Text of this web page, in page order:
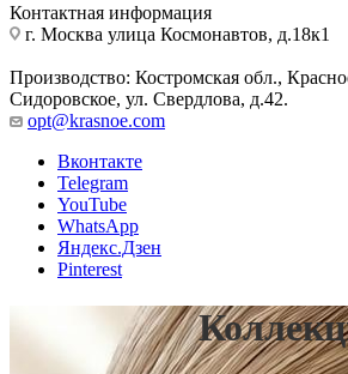
Контактная информация
г. Москва улица Космонавтов, д.18к1
Производство: Костромская обл.,
Сидоровское, ул. Свердлова, д.42.
opt@krasnoe.com
Вконтакте
Telegram
YouTube
WhatsApp
Яндекс.Дзен
Pinterest